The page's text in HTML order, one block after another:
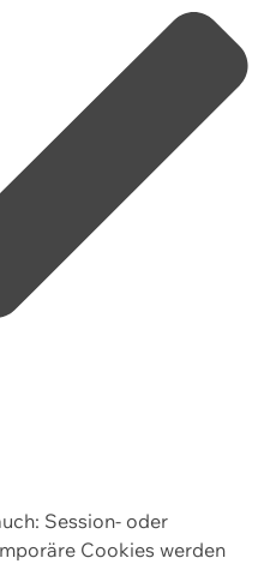
Session- oder
Cookies werden